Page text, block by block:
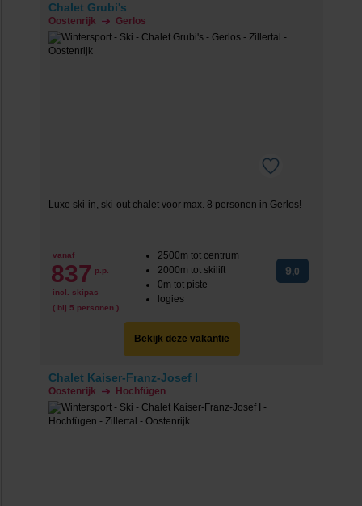
Chalet Grubi's
Oostenrijk Gerlos
Luxe ski-in, ski-out chalet voor max. 8 personen in Gerlos!
vanaf
837 p.p.
incl. skipas
( bij 5 personen )
2500m tot centrum
2000m tot skilift
0m tot piste
logies
9,0
Bekijk deze vakantie
Chalet Kaiser-Franz-Josef I
Oostenrijk Hochfügen